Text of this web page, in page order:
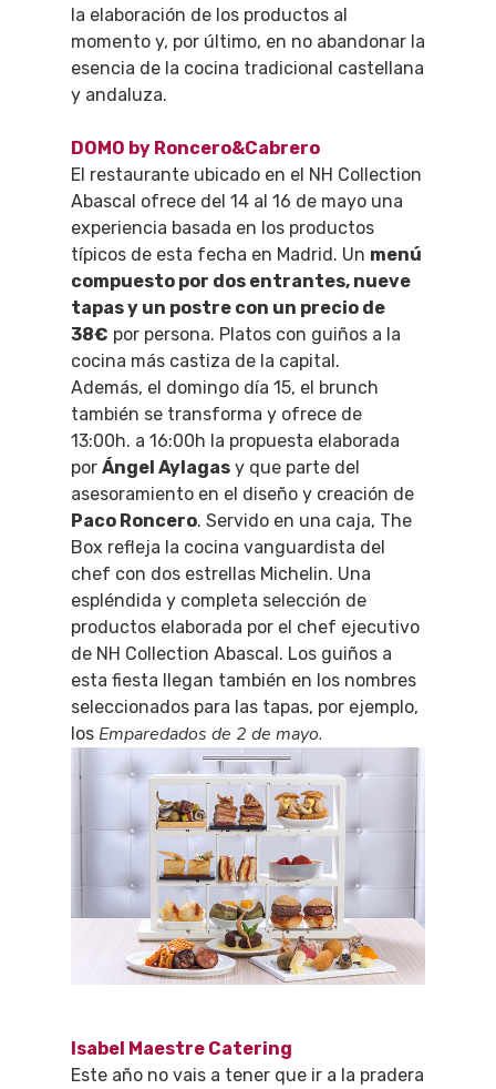
la elaboración de los productos al
momento y, por último, en no abandonar la
esencia de la cocina tradicional castellana
y andaluza.
DOMO by Roncero&Cabrero
El restaurante ubicado en el NH Collection
Abascal ofrece del 14 al 16 de mayo una
experiencia basada en los productos
típicos de esta fecha en Madrid. Un menú
compuesto por dos entrantes, nueve
tapas y un postre con un precio de
38€ por persona. Platos con guiños a la
cocina más castiza de la capital.
Además, el domingo día 15, el brunch
también se transforma y ofrece de
13:00h. a 16:00h la propuesta elaborada
por Ángel Aylagas y que parte del
asesoramiento en el diseño y creación de
Paco Roncero. Servido en una caja, The
Box refleja la cocina vanguardista del
chef con dos estrellas Michelin. Una
espléndida y completa selección de
productos elaborada por el chef ejecutivo
de NH Collection Abascal. Los guiños a
esta fiesta llegan también en los nombres
seleccionados para las tapas, por ejemplo,
los Emparedados de 2 de mayo.
Isabel Maestre Catering
Este año no vais a tener que ir a la pradera